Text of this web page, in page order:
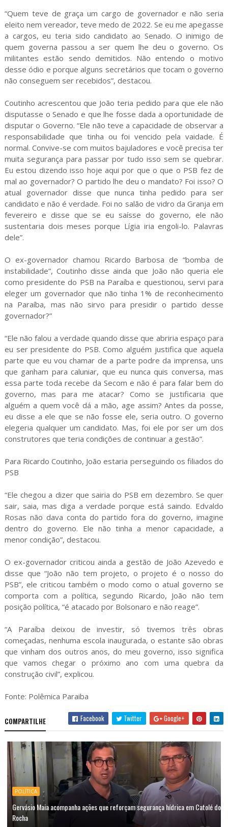
“Quem teve de graça um cargo de governador e não seria
eleito nem vereador, teve medo de 2022. Se eu me apegasse
a cargos, eu teria sido candidato ao Senado. O inimigo de
quem governa passou a ser quem lhe deu o governo. Os
militantes estão sendo demitidos. Não entendo o motivo
desse ódio e porque alguns secretários que tocam o governo
não conseguem ser recebidos”, destacou.
Coutinho acrescentou que João teria pedido para que ele não
disputasse o Senado e que lhe fosse dada a oportunidade de
disputar o Governo. “Ele não teve a capacidade de observar a
responsabilidade que tinha ou foi vencido pela vaidade. É
normal. Convive-se com muitos bajuladores e você precisa ter
muita segurança para passar por tudo isso sem se quebrar.
Eu estou dizendo isso hoje aqui por que o que o PSB fez de
mal ao governador? O partido lhe deu o mandato? Foi isso? O
atual governador disse que nunca tinha pedido para ser
candidato e não é verdade. Foi no salão de vidro da Granja em
fevereiro e disse que se eu saísse do governo, ele não
sustentaria dois meses porque Lígia iria engoli-lo. Palavras
dele”.
O ex-governador chamou Ricardo Barbosa de “bomba de
instabilidade”, Coutinho disse ainda que João não queria ele
como presidente do PSB na Paraíba e questionou, servi para
eleger um governador que não tinha 1% de reconhecimento
na Paraíba, mas não sirvo para presidir o partido desse
governador?”
“Ele não falou a verdade quando disse que abriria espaço para
eu ser presidente do PSB. Como alguém justifica que aquela
parte que eu vou chamar de a parte podre da imprensa, uns
que ganham para caluniar, que eu nunca quis conversa, mas
essa parte toda recebe da Secom e não é para falar bem do
governo, mas para me atacar? Como se justificaria que
alguém a quem você dá a mão, age assim? Antes da posse,
eu disse a ele que se não fosse ele, seria outro. O governo
elegeria qualquer um candidato. Mas, foi ele por ser um dos
construtores que teria condições de continuar a gestão”.
Para Ricardo Coutinho, João estaria perseguindo os filiados do
PSB
“Ele chegou a dizer que sairia do PSB em dezembro. Se quer
sair, saia, mas diga a verdade porque está saindo. Edvaldo
Rosas não dava conta do partido fora do governo, imagine
dentro do governo. Ele não tinha a menor capacidade, a
menor condição”, destacou.
O ex-governador criticou ainda a gestão de João Azevedo e
disse que “João não tem projeto, o projeto é o nosso do
PSB”, ele criticou também o modo como o atual governo se
comporta com a política, segundo Ricardo, João não tem
posição política, “é atacado por Bolsonaro e não reage”.
“A Paraíba deixou de investir, só tivemos três obras
começadas, nenhuma escola inaugurada, o estante são obras
que vinham dos outros anos, do meu governo, isso significa
que vamos chegar o próximo ano com uma quebra da
construção civil”, explicou.
Fonte: Polêmica Paraiba
COMPARTILHE Facebook Twitter Google+
POLÍTICA
Gervásio Maia acompanha ações que reforçam segurança hídrica em Catolé do
Rocha